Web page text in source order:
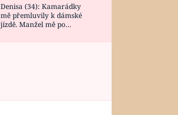
Denisa (34): Kamarádky
mě přemluvily k dámské
jízdě. Manžel mě po